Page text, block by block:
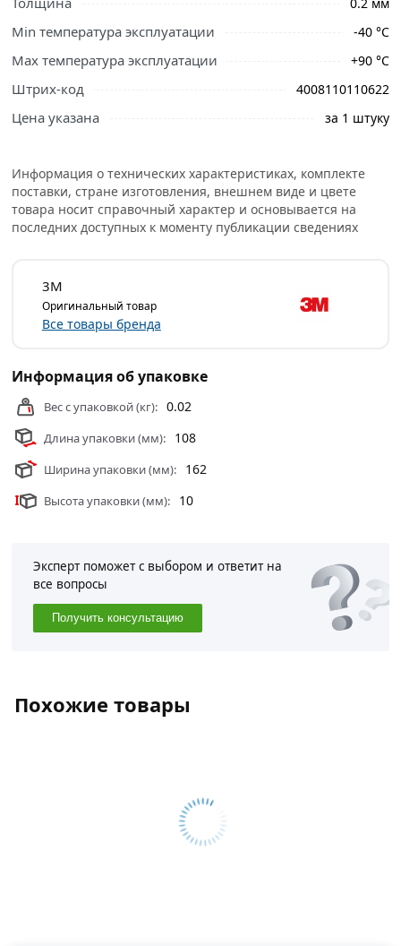
описанием и отзывами о товаре, чтобы сделать
правильный выбор и заказать онлайн. Наши
профессиональные менеджеры обработают заказ и
свяжутся с Вами для согласования условий доставки
или самовывоза.
Условия доставки и цены на товар Скотч двусторонний
Min температура эксплуатации -40 °С
Max температура эксплуатации +90 °С
Штрих-код 4008110110622
Цена указана за 1 штуку
Информация о технических характеристиках, комплекте
поставки, стране изготовления, внешнем виде и цвете
товара носит справочный характер и основывается на
последних доступных к моменту публикации сведениях
3М
Оригинальный товар
Все товары бренда
Информация об упаковке
Вес с упаковкой (кг): 0.02
Длина упаковки (мм): 108
Ширина упаковки (мм): 162
Высота упаковки (мм): 10
Эксперт поможет с выбором и ответит на
все вопросы
Получить консультацию
Похожие товары